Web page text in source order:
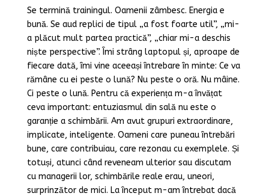
Se termină trainingul. Oamenii zâmbesc. Energia e
bună. Se aud replici de tipul „a fost foarte util”, „mi-
a plăcut mult partea practică”, „chiar mi-a deschis
niște perspective”. Îmi strâng laptopul și, aproape de
fiecare dată, îmi vine aceeași întrebare în minte: Ce va
rămâne cu ei peste o lună? Nu peste o oră. Nu mâine.
Ci peste o lună. Pentru că experiența m-a învățat
ceva important: entuziasmul din sală nu este o
garanție a schimbării. Am avut grupuri extraordinare,
implicate, inteligente. Oameni care puneau întrebări
bune, care contribuiau, care rezonau cu exemplele. Și
totuși, atunci când reveneam ulterior sau discutam
cu managerii lor, schimbările reale erau, uneori,
surprinzător de mici. La început m-am întrebat dacă